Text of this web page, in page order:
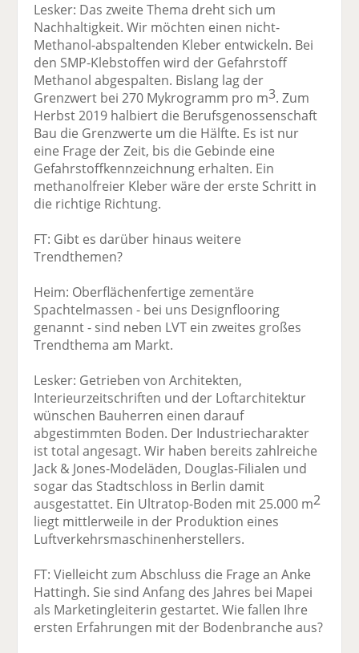
Lesker: Das zweite Thema dreht sich um
Nachhaltigkeit. Wir möchten einen nicht-
Methanol-abspaltenden Kleber entwickeln. Bei
den SMP-Klebstoffen wird der Gefahrstoff
Methanol abgespalten. Bislang lag der
Grenzwert bei 270 Mykrogramm pro m3. Zum
Herbst 2019 halbiert die Berufsgenossenschaft
Bau die Grenzwerte um die Hälfte. Es ist nur
eine Frage der Zeit, bis die Gebinde eine
Gefahrstoffkennzeichnung erhalten. Ein
methanolfreier Kleber wäre der erste Schritt in
die richtige Richtung.
FT: Gibt es darüber hinaus weitere
Trendthemen?
Heim: Oberflächenfertige zementäre
Spachtelmassen - bei uns Designflooring
genannt - sind neben LVT ein zweites großes
Trendthema am Markt.
Lesker: Getrieben von Architekten,
Interieurzeitschriften und der Loftarchitektur
wünschen Bauherren einen darauf
abgestimmten Boden. Der Industriecharakter
ist total angesagt. Wir haben bereits zahlreiche
Jack & Jones-Modeläden, Douglas-Filialen und
sogar das Stadtschloss in Berlin damit
ausgestattet. Ein Ultratop-Boden mit 25.000 m2
liegt mittlerweile in der Produktion eines
Luftverkehrsmaschinenherstellers.
FT: Vielleicht zum Abschluss die Frage an Anke
Hattingh. Sie sind Anfang des Jahres bei Mapei
als Marketingleiterin gestartet. Wie fallen Ihre
ersten Erfahrungen mit der Bodenbranche aus?